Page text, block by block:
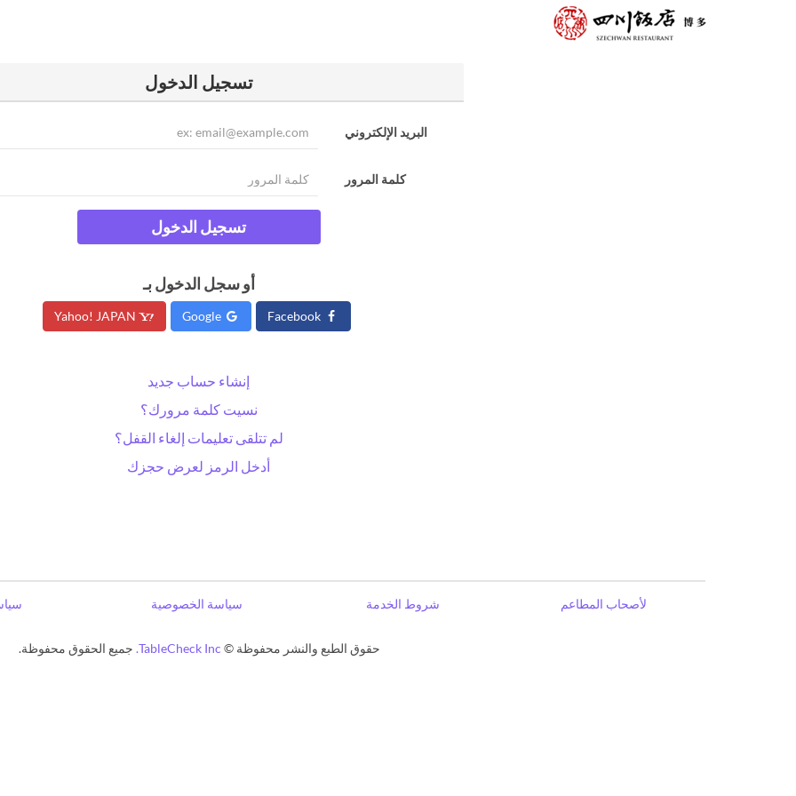
تسجيل الدخول
البريد الإلكتروني
كلمة المرور
تسجيل الدخول
أو سجل الدخول بـ
Facebook
Google
إنشاء حساب جديد
نسيت كلمة مرورك؟
لم تتلقى تعليمات إلغاء القفل؟
أدخل الرمز لعرض حجزك
لأصحاب المطاعم شروط الخدمة سياسة الخصوصية
حقوق الطبع والنشر محفوظة © TableCheck Inc. جميع الحقوق محفوظة.